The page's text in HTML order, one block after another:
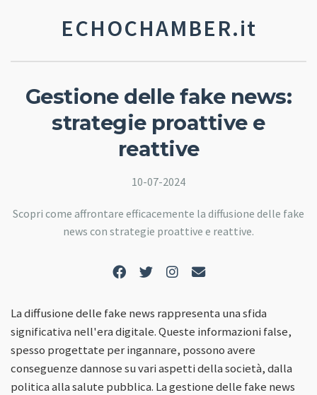
ECHOCHAMBER.it
Gestione delle fake news:
strategie proattive e
reattive
10-07-2024
Scopri come affrontare efficacemente la diffusione delle fake
news con strategie proattive e reattive.
La diffusione delle fake news rappresenta una sfida
significativa nell'era digitale. Queste informazioni false,
spesso progettate per ingannare, possono avere
conseguenze dannose su vari aspetti della società, dalla
politica alla salute pubblica. La gestione delle fake news